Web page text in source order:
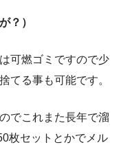
？）
可燃ゴミですので少
てる事も可能です。
でこれまた長年で溜
枚セットとかでメル